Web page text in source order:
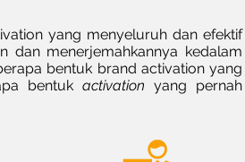
yang menyeluruh dan efektif
dan menerjemahkannya kedalam
bentuk brand activation yang
bentuk activation yang pernah